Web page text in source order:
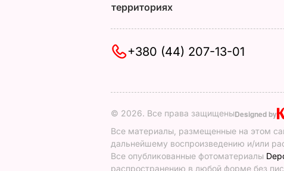
территориях
+380 (44) 207-13-01
© 2026. Все права защищеныDesigned by
Все материалы, размещенные на этом
дальнейшему воспроизведению и/или
Все опубликованные фотоматериалы
распространению в любой форме без